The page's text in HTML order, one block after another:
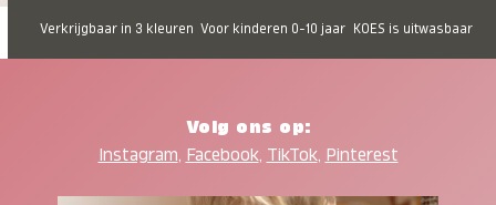
Verkrijgbaar in 3 kleuren Voor kinderen 0-10 jaar KOES is uitwasbaar
Volg ons op:
Instagram, Facebook, TikTok, Pinterest